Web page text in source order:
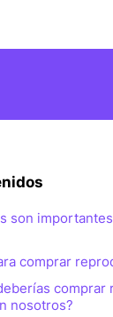
son
comprar
comprar
nosotros?